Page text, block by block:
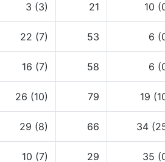
3 (3) 21 10
22 (7) 53 6
16 (7) 58 6
26 (10) 79 19
29 (8) 66 34
10 (7) 29 35